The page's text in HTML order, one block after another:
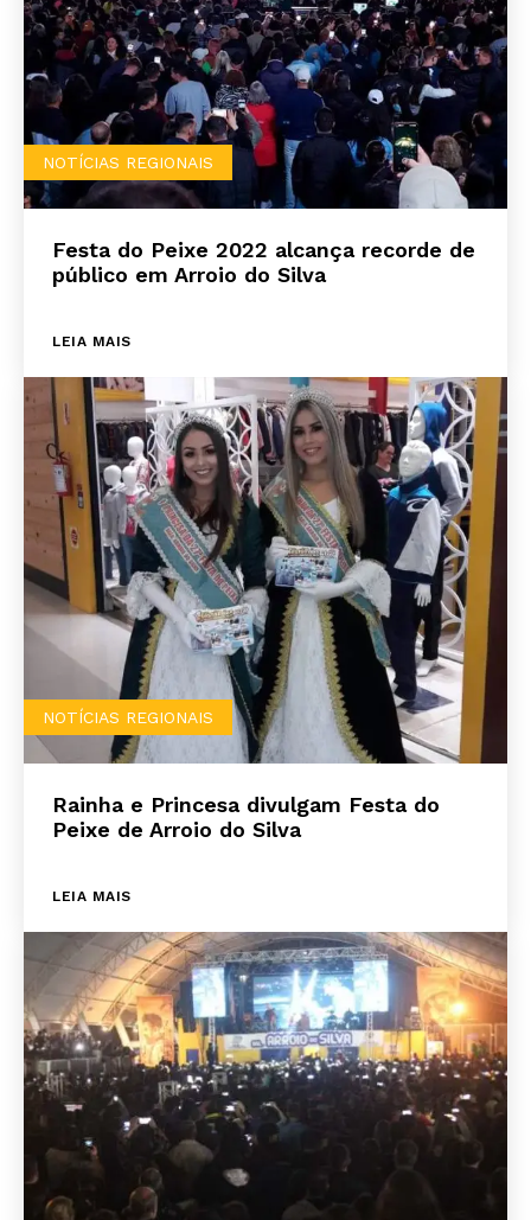
NOTÍCIAS REGIONAIS
Festa do Peixe 2022 alcança recorde de
público em Arroio do Silva
LEIA MAIS
NOTÍCIAS REGIONAIS
Rainha e Princesa divulgam Festa do
Peixe de Arroio do Silva
LEIA MAIS